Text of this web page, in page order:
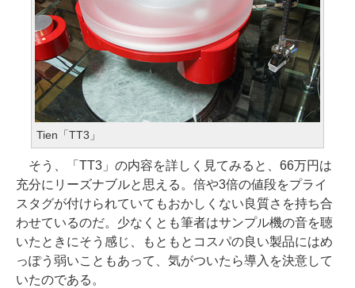
Tien「TT3」
そう、「TT3」の内容を詳しく見てみると、66万円は
充分にリーズナブルと思える。倍や3倍の値段をプライ
スタグが付けられていてもおかしくない良質さを持ち合
わせているのだ。少なくとも筆者はサンプル機の音を聴
いたときにそう感じ、もともとコスパの良い製品にはめ
っぽう弱いこともあって、気がついたら導入を決意して
いたのである。